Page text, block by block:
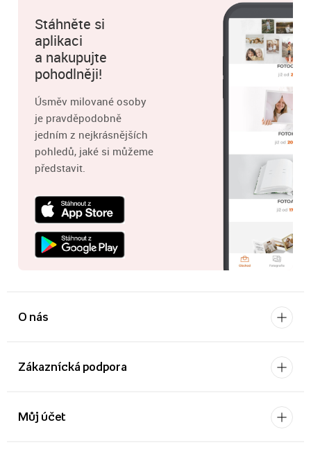
Stáhněte si
aplikaci
a nakupujte
pohodlněji!
Úsměv milované osoby
je pravděpodobně
jedním z nejkrásnějších
pohledů, jaké si můžeme
představit.
O nás
Zákaznícká podpora
Můj účet